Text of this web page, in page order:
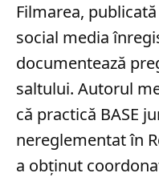
Filmarea,
social media
documentează
saltului. Autorul
că practică BASE
nereglementat în
a obținut